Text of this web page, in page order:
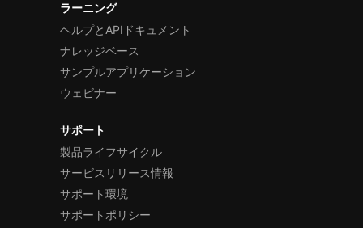
ラーニング
ヘルプとAPIドキュメント
ナレッジベース
サンプルアプリケーション
ウェビナー
サポート
製品ライフサイクル
サービスリリース情報
サポート環境
サポートポリシー